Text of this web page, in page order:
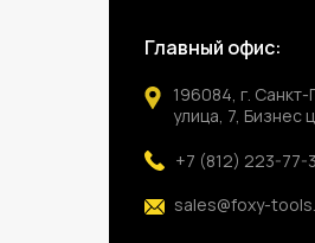
196084, г.
улица, 7, Бизнес
+7 (812) 223-77-
sales@foxy-
Главный офис: